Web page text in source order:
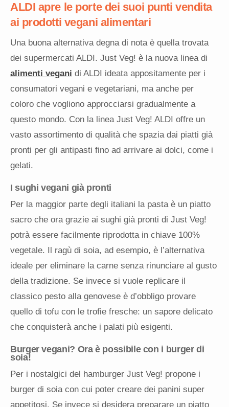
ALDI apre le porte dei suoi punti vendita
ai prodotti vegani alimentari
Una buona alternativa degna di nota è quella trovata
dei supermercati ALDI. Just Veg! è la nuova linea di
alimenti vegani di ALDI ideata appositamente per i
consumatori vegani e vegetariani, ma anche per
coloro che vogliono approcciarsi gradualmente a
questo mondo. Con la linea Just Veg! ALDI offre un
vasto assortimento di qualità che spazia dai piatti già
pronti per gli antipasti fino ad arrivare ai dolci, come i
gelati.
I sughi vegani già pronti
Per la maggior parte degli italiani la pasta è un piatto
sacro che ora grazie ai sughi già pronti di Just Veg!
potrà essere facilmente riprodotta in chiave 100%
vegetale. Il ragù di soia, ad esempio, è l’alternativa
ideale per eliminare la carne senza rinunciare al gusto
della tradizione. Se invece si vuole replicare il
classico pesto alla genovese è d’obbligo provare
quello di tofu con le trofie fresche: un sapore delicato
che conquisterà anche i palati più esigenti.
Burger vegani? Ora è possibile con i burger di
soia!
Per i nostalgici del hamburger Just Veg! propone i
burger di soia con cui poter creare dei panini super
appetitosi. Se invece si desidera preparare un piatto